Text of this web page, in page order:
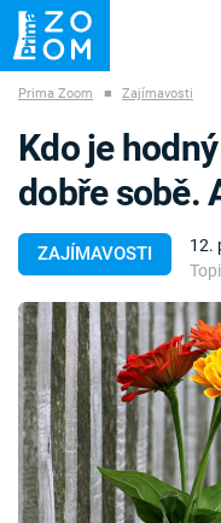
ZÁHADY VETŘELCI
Témata
Témata
Pořady
TV Program
Prima Zoom ■ Zajímavosti
ZAJÍMAVOSTI
12.
Kdo je
dobře sobě.